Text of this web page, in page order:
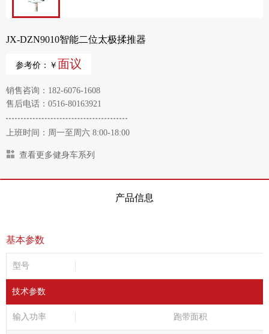
JX-DZN9010智能二位太极揉推器
参考价：￥ 面议
销售咨询：182-6076-1608
售后电话：0516-80163921
上班时间：周一至周六 8:00-18:00
查看更多健身车系列
产品信息
基本参数
型号
技术参数
输入功率 跑带面积